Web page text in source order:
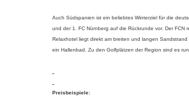
Auch Südspanien ist ein beliebtes Winterziel für die
und der 1. FC Nürnberg auf die Rückrunde vor. Der FCN
Relaxhotel liegt direkt am breiten und langen
ein Hallenbad. Zu den Golfplätzen der Region sind es
Preisbeispiele: